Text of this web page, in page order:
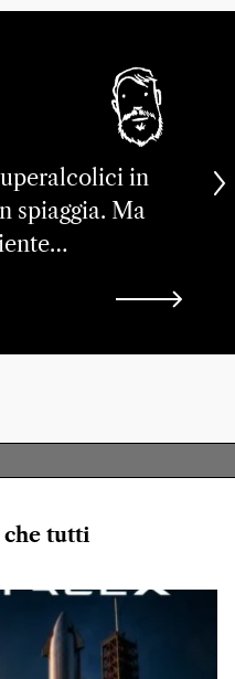
in
spiaggia. Ma
che tutti